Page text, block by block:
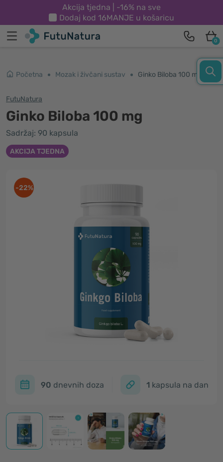
Akcija tjedna | -16% na sve
Dodaj kod 16MANJE u košaricu
0
Početna Mozak i živčani sustav Ginko Biloba 100 mg
FutuNatura
Ginko Biloba 100 mg
Sadržaj: 90 kapsula
AKCIJA TJEDNA
-22%
90 dnevnih doza 1 kapsula na dan